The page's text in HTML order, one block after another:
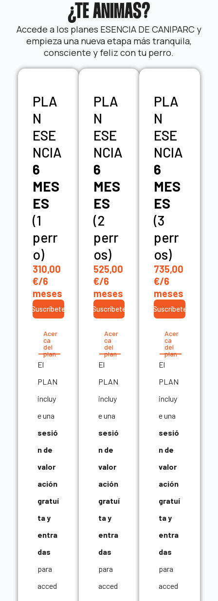
¿TE ANIMAS?
Accede a los planes ESENCIA DE CANIPARC y
empieza una nueva etapa más tranquila,
consciente y feliz con tu perro.
PLA
N
ESE
NCIA
6
MES
ES
(1
perr
o)
310,00
€/6
meses
Suscríbete
Acer
ca
del
plan
El
PLAN
incluy
e una
sesió
n de
valor
ación
gratuí
ta y
entra
das
para
acced
PLA
N
ESE
NCIA
6
MES
ES
(2
perr
os)
525,00
€/6
meses
Suscríbete
Acer
ca
del
plan
El
PLAN
incluy
e una
sesió
n de
valor
ación
gratuí
ta y
entra
das
para
acced
PLA
N
ESE
NCIA
6
MES
ES
(3
perr
os)
735,00
€/6
meses
Suscríbete
Acer
ca
del
plan
El
PLAN
incluy
e una
sesió
n de
valor
ación
gratuí
ta y
entra
das
para
acced